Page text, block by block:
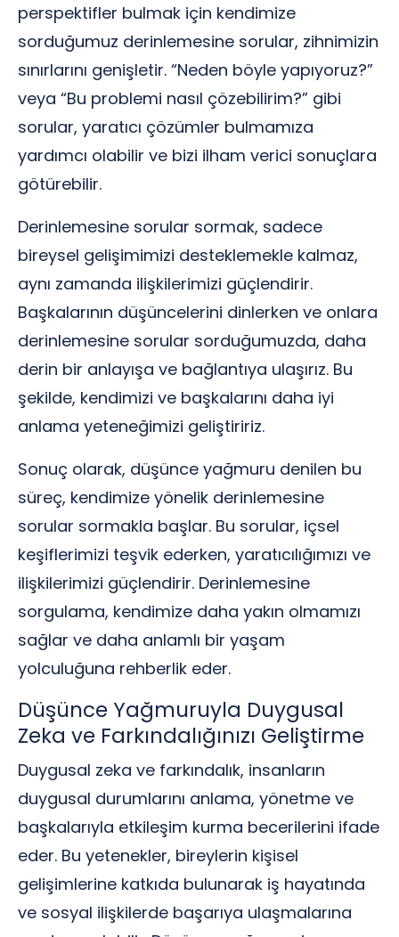
perspektifler bulmak için kendimize
sorduğumuz derinlemesine sorular, zihnimizin
sınırlarını genişletir. “Neden böyle yapıyoruz?”
veya “Bu problemi nasıl çözebilirim?” gibi
sorular, yaratıcı çözümler bulmamıza
yardımcı olabilir ve bizi ilham verici sonuçlara
götürebilir.
Derinlemesine sorular sormak, sadece
bireysel gelişimimizi desteklemekle kalmaz,
aynı zamanda ilişkilerimizi güçlendirir.
Başkalarının düşüncelerini dinlerken ve onlara
derinlemesine sorular sorduğumuzda, daha
derin bir anlayışa ve bağlantıya ulaşırız. Bu
şekilde, kendimizi ve başkalarını daha iyi
anlama yeteneğimizi geliştiririz.
Sonuç olarak, düşünce yağmuru denilen bu
süreç, kendimize yönelik derinlemesine
sorular sormakla başlar. Bu sorular, içsel
keşiflerimizi teşvik ederken, yaratıcılığımızı ve
ilişkilerimizi güçlendirir. Derinlemesine
sorgulama, kendimize daha yakın olmamızı
sağlar ve daha anlamlı bir yaşam
yolculuğuna rehberlik eder.
Düşünce Yağmuruyla Duygusal
Zeka ve Farkındalığınızı Geliştirme
Duygusal zeka ve farkındalık, insanların
duygusal durumlarını anlama, yönetme ve
başkalarıyla etkileşim kurma becerilerini ifade
eder. Bu yetenekler, bireylerin kişisel
gelişimlerine katkıda bulunarak iş hayatında
ve sosyal ilişkilerde başarıya ulaşmalarına